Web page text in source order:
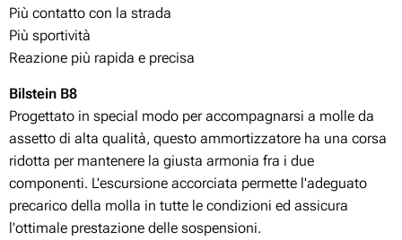
Più contatto con la strada
Più sportività
Reazione più rapida e precisa
Bilstein B8
Progettato in special modo per accompagnarsi a molle da
assetto di alta qualità, questo ammortizzatore ha una corsa
ridotta per mantenere la giusta armonia fra i due
componenti. L'escursione accorciata permette l'adeguato
precarico della molla in tutte le condizioni ed assicura
l'ottimale prestazione delle sospensioni.